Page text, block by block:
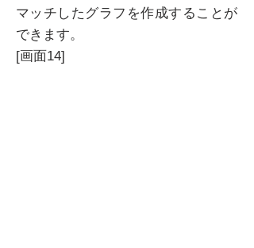
マッチしたグラフを作成することが
できます。
[画面14]